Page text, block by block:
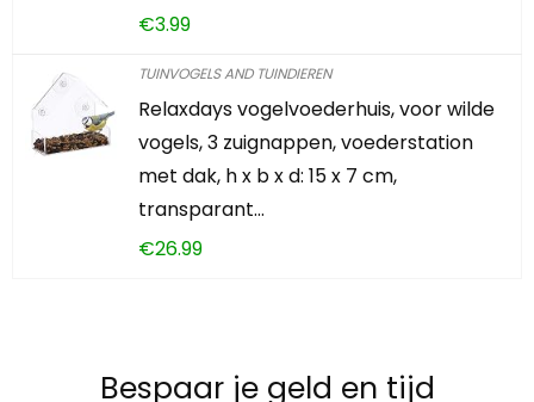
€3.99
TUINVOGELS AND TUINDIEREN
Relaxdays vogelvoederhuis, voor wilde
vogels, 3 zuignappen, voederstation
met dak, h x b x d: 15 x 7 cm,
transparant…
€26.99
Bespaar je geld en tijd